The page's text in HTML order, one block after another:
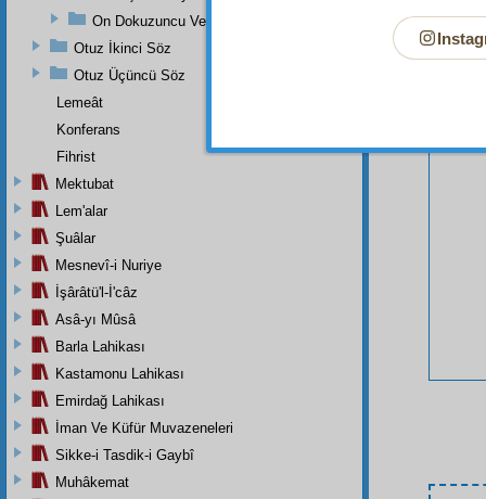
Bu
On Dokuzuncu Ve Otuz Birinci Sözlerin Zeyli
Otuz İkinci Söz
Otuz Üçüncü Söz
Lemeât
Konferans
Fihrist
Mektubat
Lem'alar
Şuâlar
Mesnevî-i Nuriye
İşârâtü'l-İ'câz
Asâ-yı Mûsâ
Barla Lahikası
Kastamonu Lahikası
Emirdağ Lahikası
İman Ve Küfür Muvazeneleri
Sikke-i Tasdik-i Gaybî
Muhâkemat